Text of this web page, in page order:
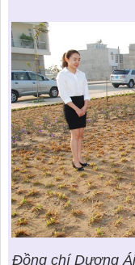
Đồng chí Dương